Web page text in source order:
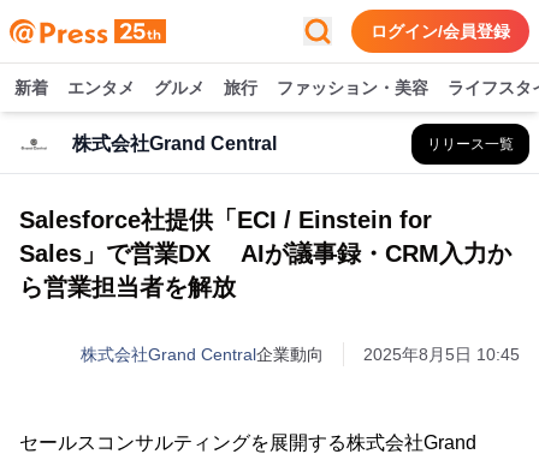
ログイン/会員登録
新着 エンタメ グルメ 旅行 ファッション・美容 ライフスタ
株式会社Grand Central リリース一覧
Salesforce社提供「ECI / Einstein for
Sales」で営業DX AIが議事録・CRM入力か
ら営業担当者を解放
株式会社Grand Central企業動向 2025年8月5日 10:45
セールスコンサルティングを展開する株式会社Grand